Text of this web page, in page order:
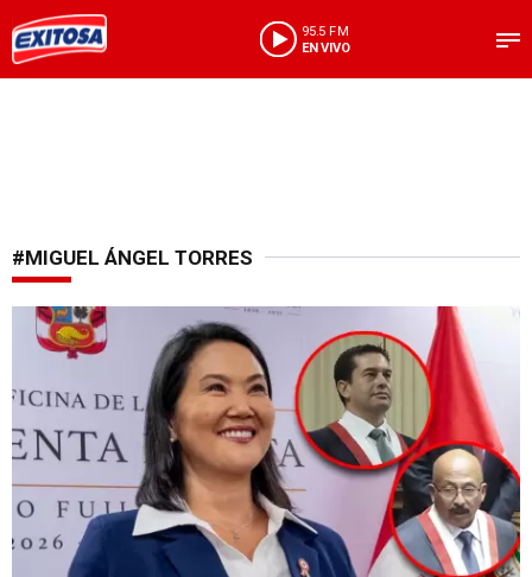
95.5 FM
EN VIVO
#MIGUEL ÁNGEL TORRES
Saludo presidencial